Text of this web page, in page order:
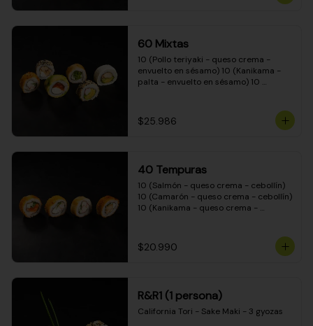
(Pimentón - queso crema - cebollín -
envuelto en masa tempura)
60 Mixtas
10 (Pollo teriyaki - queso crema -
envuelto en sésamo) 10 (Kanikama -
palta - envuelto en sésamo) 10
envuelto en queso crema) 10
(Camarón - queso crema - cebollín -
$25.986
40 Tempuras
10 (Salmón - queso crema - cebollín)
10 (Camarón - queso crema - cebollín)
10 (Kanikama - queso crema -
$20.990
R&R1 (1 persona)
California Tori - Sake Maki - 3 gyozas